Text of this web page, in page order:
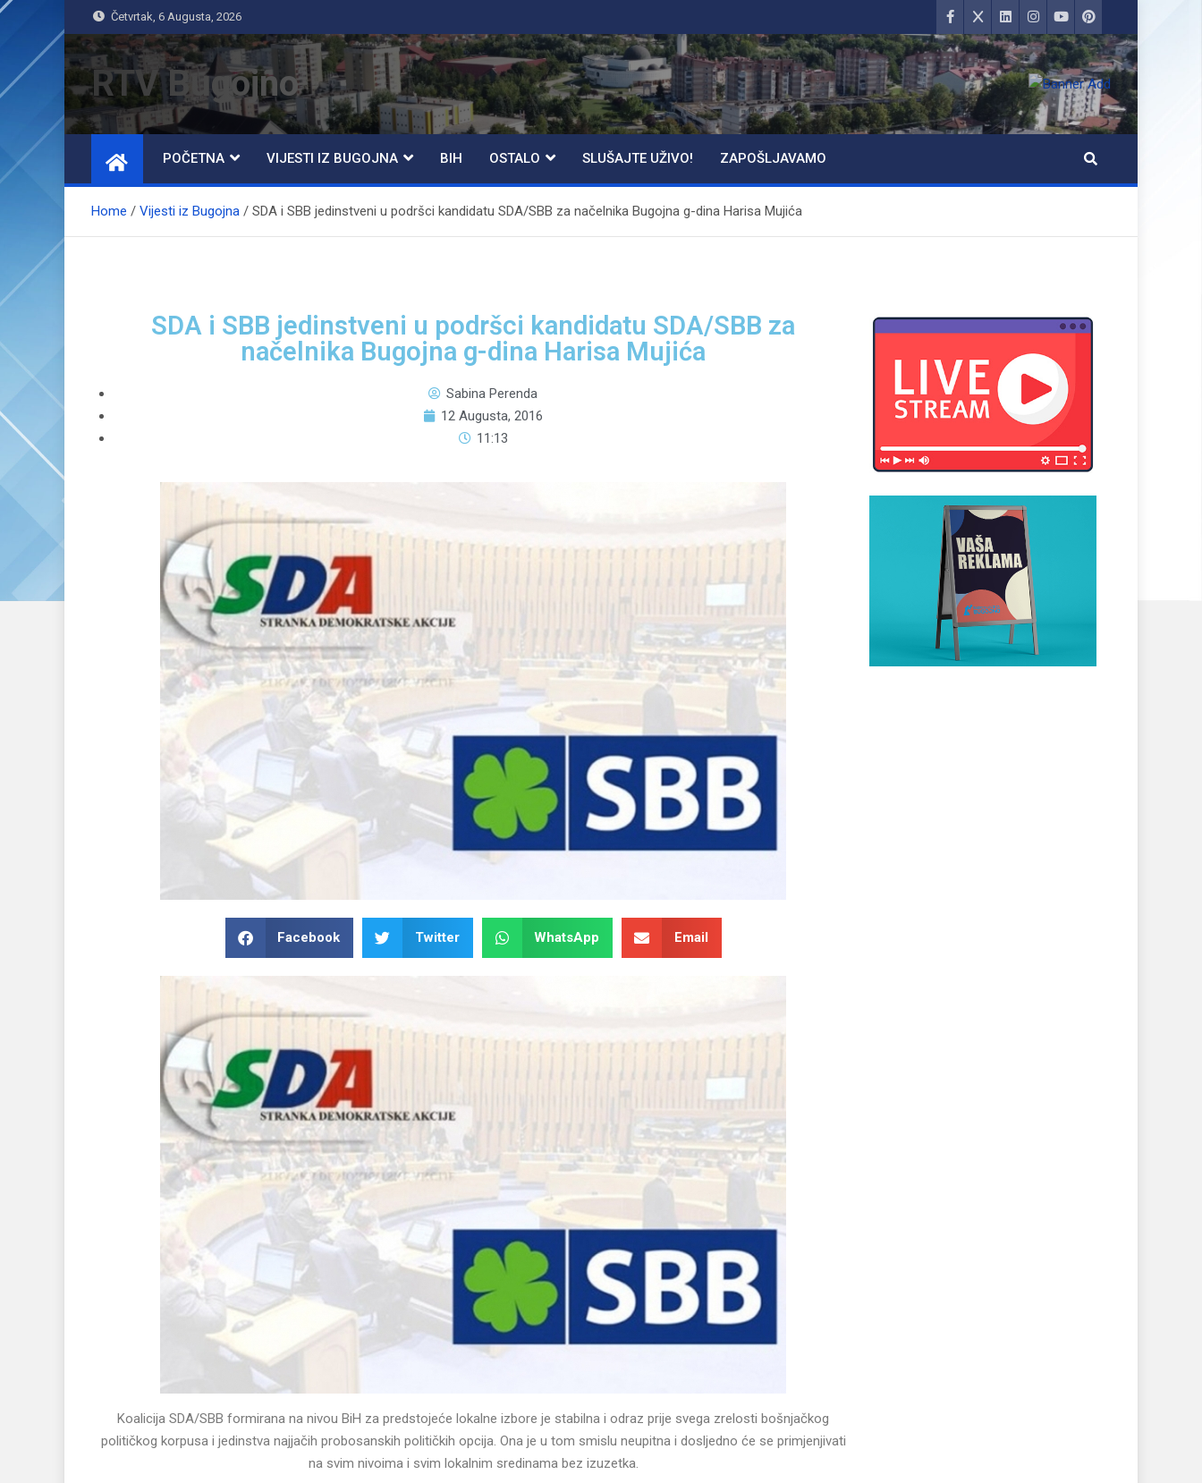
Četvrtak, 6 Augusta, 2026
RTV Bugojno
POČETNA VIJESTI IZ BUGOJNA BIH OSTALO SLUŠAJTE UŽIVO! ZAPOŠLJAVAMO
Home Vijesti iz Bugojna SDA i SBB jedinstveni u podršci kandidatu SDA/SBB za načelnika Bugojna g-dina Harisa Mujića
SDA i SBB jedinstveni u podršci kandidatu SDA/SBB za
načelnika Bugojna g-dina Harisa Mujića
Sabina Perenda
12 Augusta, 2016
11:13
Facebook Twitter WhatsApp Email
Koalicija SDA/SBB formirana na nivou BiH za predstojeće lokalne izbore je stabilna i odraz prije svega zrelosti bošnjačkog
političkog korpusa i jedinstva najjačih probosanskih političkih opcija. Ona je u tom smislu neupitna i dosljedno će se primjenjivati
na svim nivoima i svim lokalnim sredinama bez izuzetka.